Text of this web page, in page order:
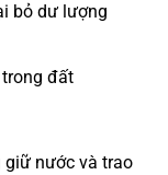
bỏ dư lượng
đất
giữ nước và trao